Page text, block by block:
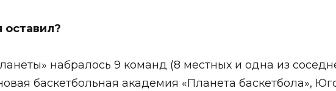
оставил?
набралось 9 команд (8 местных и одна из
баскетбольная академия «Планета баскетбола»,